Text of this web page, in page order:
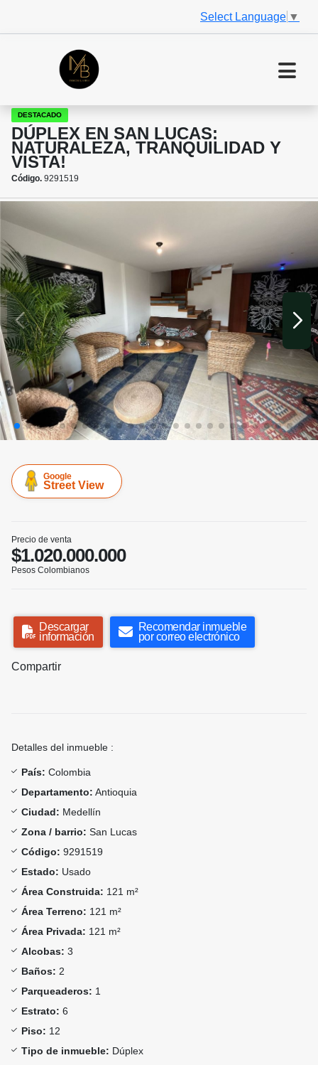
Select Language ▼
DESTACADO
DÚPLEX EN SAN LUCAS:
NATURALEZA, TRANQUILIDAD Y
VISTA!
Código. 9291519
Google
Street View
Precio de venta
$1.020.000.000
Pesos Colombianos
Descargar
información
Recomendar inmueble
por correo electrónico
Compartir
Detalles del inmueble :
País: Colombia
Departamento: Antioquia
Ciudad: Medellín
Zona / barrio: San Lucas
Código: 9291519
Estado: Usado
Área Construida: 121 m²
Área Terreno: 121 m²
Área Privada: 121 m²
Alcobas: 3
Baños: 2
Parqueaderos: 1
Estrato: 6
Piso: 12
Tipo de inmueble: Dúplex